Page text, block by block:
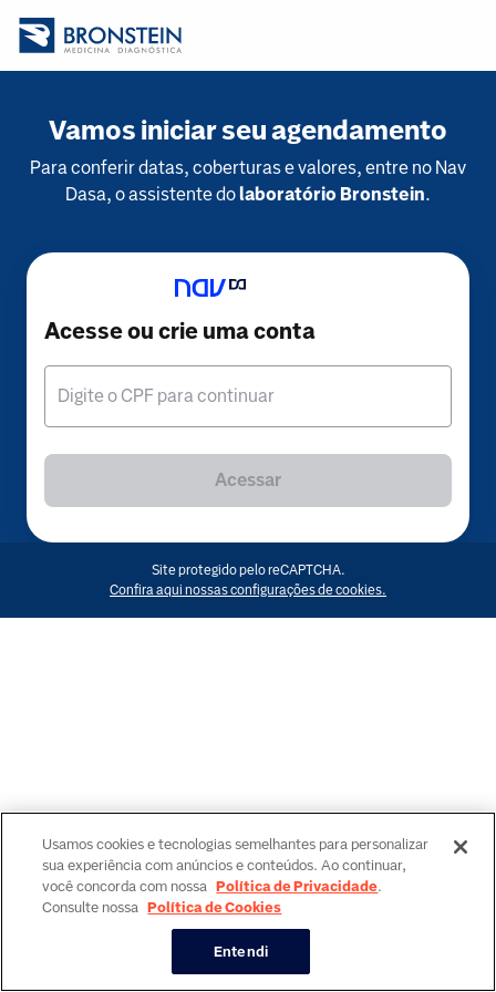
Vamos iniciar seu agendamento
Para conferir datas, coberturas e valores, entre no Nav
Dasa, o assistente dolaboratório Bronstein.
Acesse ou crie uma conta
Digite o CPF para continuar
Acessar
Site protegido pelo reCAPTCHA.
Confira aqui nossas configurações de cookies.
Usamos cookies e tecnologias semelhantes para personalizar
sua experiência com anúncios e conteúdos. Ao continuar,
você concorda com nossa Política de Privacidade.
Consulte nossa Política de Cookies
Entendi